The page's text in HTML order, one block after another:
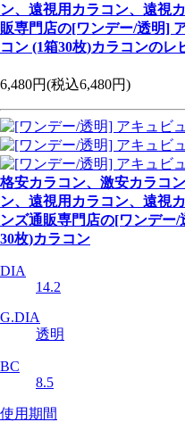
ン、遠視用カラコン、遠視
販専門店の[ワンデー/透明]
コン (1箱30枚)カラコンのレ
6,480円(税込6,480円)
格安カラコン、激安カラコ
ン、遠視用カラコン、遠視
ンズ通販専門店の[ワンデー
30枚)カラコン
DIA
14.2
G.DIA
透明
BC
8.5
使用期間